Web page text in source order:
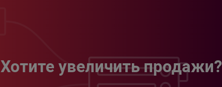
Хотите увеличить продажи?